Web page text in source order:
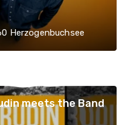
Herzogenbuchsee
meets the Band